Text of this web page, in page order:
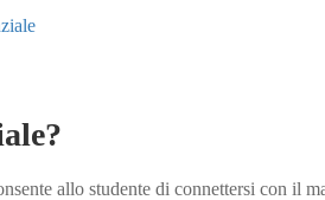
allo studente di connettersi con il